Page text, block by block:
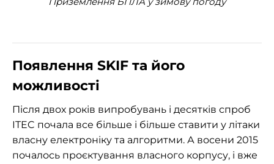
Появлення SKIF та його
можливості
Після двох років випробувань і десятків спроб
ITEC почала все більше і більше ставити у літаки
власну електроніку та алгоритми. А восени 2015
почалось проєктування власного корпусу, і вже